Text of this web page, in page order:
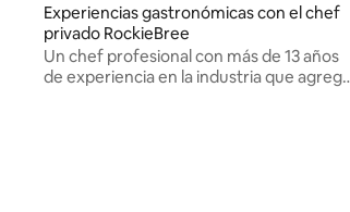
Experiencias gastronómicas con el chef
privado RockieBree
Un chef profesional con más de 13 años
de experiencia en la industria que agrega